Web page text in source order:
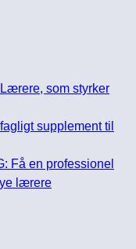
som styrker
supplement til
Få en professionel
lærere